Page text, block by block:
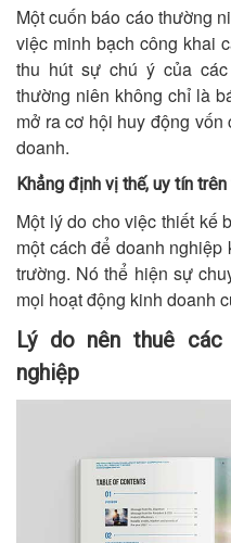
Một cuốn báo cáo thường
việc minh bạch công khai
thu hút sự chú ý của
thường niên không chỉ là
mở ra cơ hội huy động
doanh.
Khẳng định vị thế, uy tín
Một lý do cho việc thiết kế
một cách để doanh
trường. Nó thể hiện sự
mọi hoạt động kinh doanh
Lý do nên thuê
nghiệp